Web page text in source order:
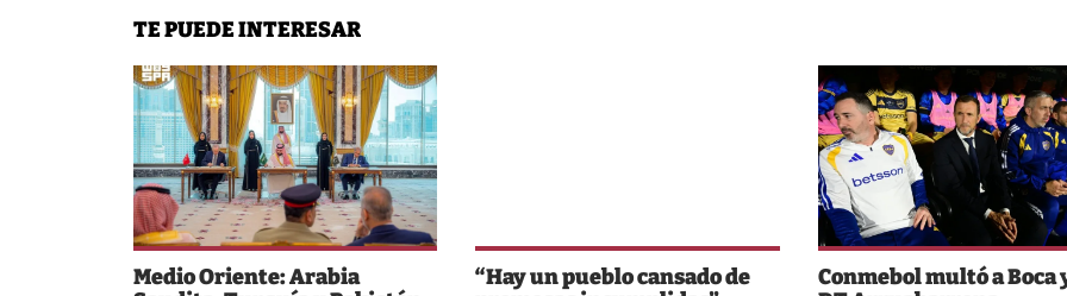
TE PUEDE INTERESAR
Medio Oriente: Arabia
“Hay un pueblo cansado de
Conmebol multó a Boca